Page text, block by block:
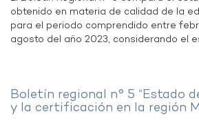
obtenido en materia de calidad de la
para el periodo comprendido entre
agosto del año 2023, considerando el
Boletín regional n° 5 “Estado
y la certificación en la región